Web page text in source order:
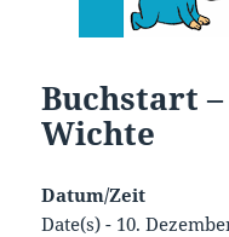
Buchstart
Wichte
Datum/Zeit
Date(s) - 10.